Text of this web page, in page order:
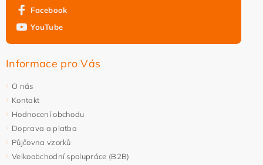
Facebook
YouTube
Informace pro Vás
O nás
Kontakt
Hodnocení obchodu
Doprava a platba
Půjčovna vzorků
Velkoobchodní spolupráce (B2B)